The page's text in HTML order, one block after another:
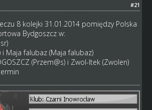
#21
8 kolejki 31.01.2014 pomiędzy Polska
Bydgoszcz w:
i Maja falubaz (Maja falubaz)
(Przem@s) i Zwol-ltek (Zwolen)